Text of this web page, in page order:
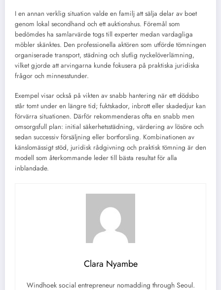
I en annan verklig situation valde en familj att sälja delar av boet
genom lokal secondhand och ett auktionshus. Föremål som
bedömdes ha samlarvärde togs till experter medan vardagliga
möbler skänktes. Den professionella aktören som utförde tömningen
organiserade transport, städning och slutlig nyckelöverlämning,
vilket gjorde att arvingarna kunde fokusera på praktiska juridiska
frågor och minnesstunder.
Exempel visar också på vikten av snabb hantering när ett dödsbo
står tomt under en längre tid; fuktskador, inbrott eller skadedjur kan
förvärra situationen. Därför rekommenderas ofta en snabb men
omsorgsfull plan: initial säkerhetsstädning, värdering av lösöre och
sedan successiv försäljning eller bortforsling. Kombinationen av
känslomässigt stöd, juridisk rådgivning och praktisk tömning är den
modell som återkommande leder till bästa resultat för alla
inblandade.
Clara Nyambe
Windhoek social entrepreneur nomadding through Seoul.